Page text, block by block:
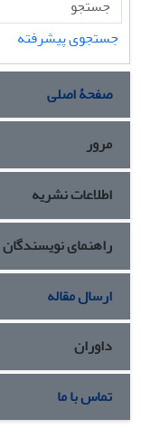
جستجوی پیشرفته
صفحۀ اصلی
مرور
اطلاعات نشریه
راهنمای نویسندگان
ارسال مقاله
داوران
تماس با ما